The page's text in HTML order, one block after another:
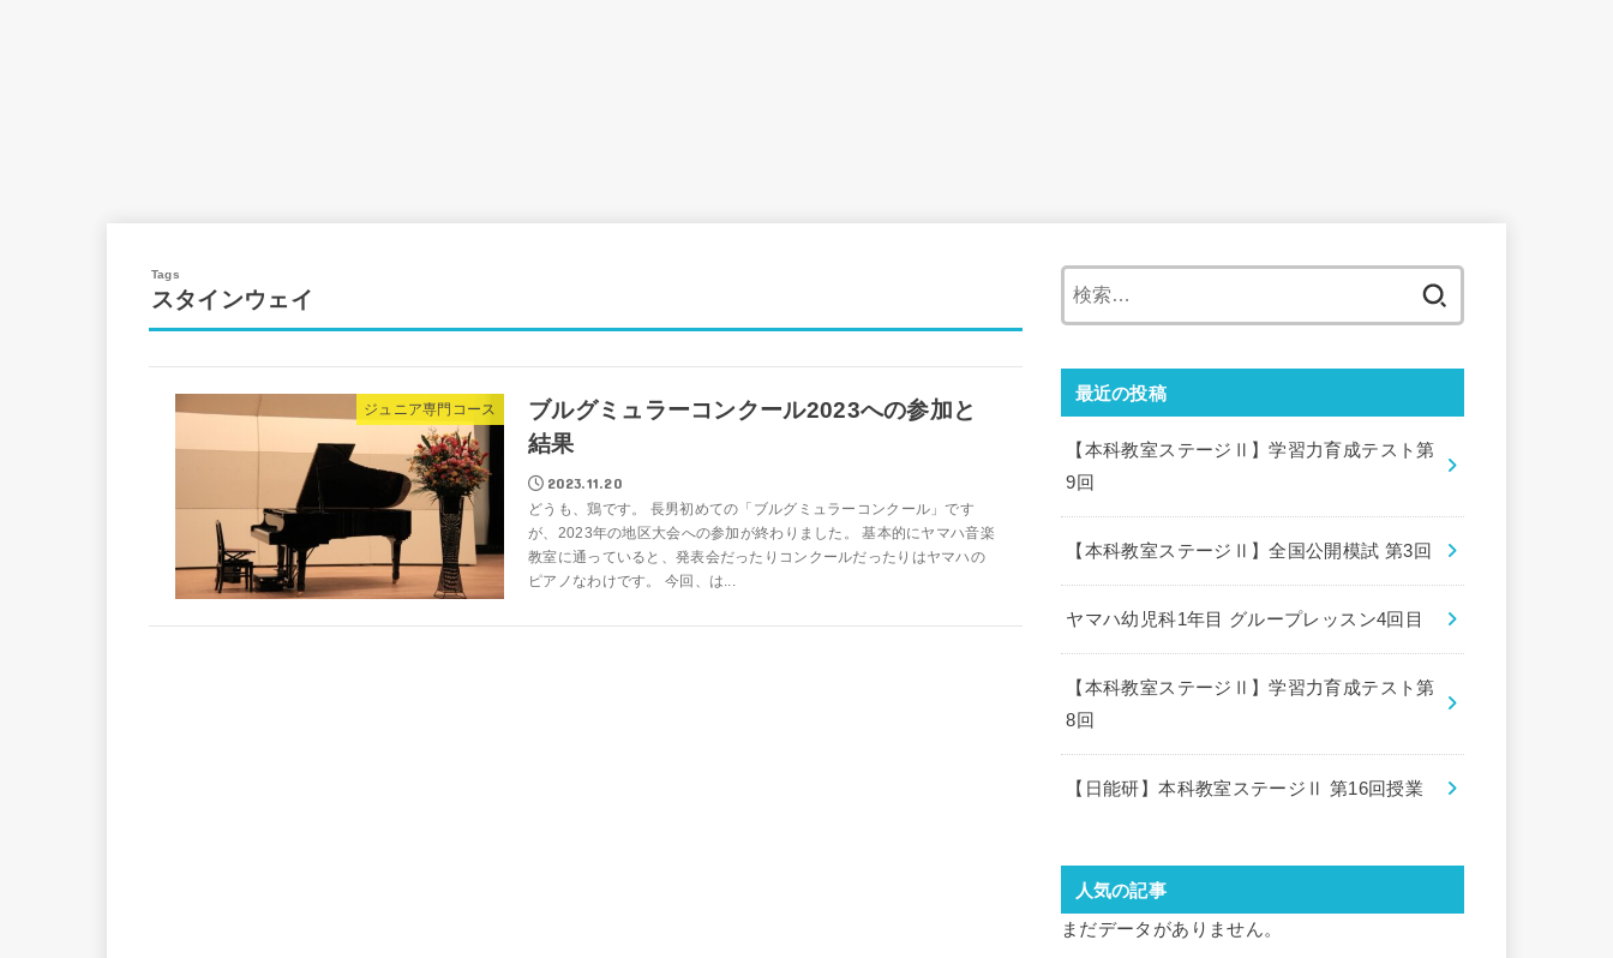
スタインウェイ
ジュニア専門コース
ブルグミュラーコンクール2023への参加と
結果
2023.11.20
どうも、鶏です。 長男初めての「ブルグミュラーコンクール」です
が、2023年の地区大会への参加が終わりました。 基本的にヤマハ音楽
教室に通っていると、発表会だったりコンクールだったりはヤマハの
ピアノなわけです。 今回、は...
最近の投稿
【本科教室ステージⅡ】学習力育成テスト第
9回
【本科教室ステージⅡ】全国公開模試 第3回
ヤマハ幼児科1年目 グループレッスン4回目
【本科教室ステージⅡ】学習力育成テスト第
8回
【日能研】本科教室ステージⅡ 第16回授業
人気の記事
まだデータがありません。